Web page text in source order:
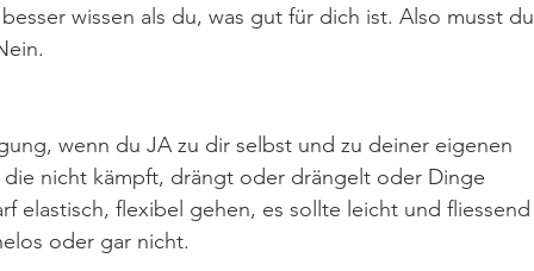
wissen als du, was gut für dich ist. Also musst du
wenn du JA zu dir selbst und zu deiner eigenen
die nicht kämpft, drängt oder drängelt oder Dinge
elastisch, flexibel gehen, es sollte leicht und fliessend
oder gar nicht.